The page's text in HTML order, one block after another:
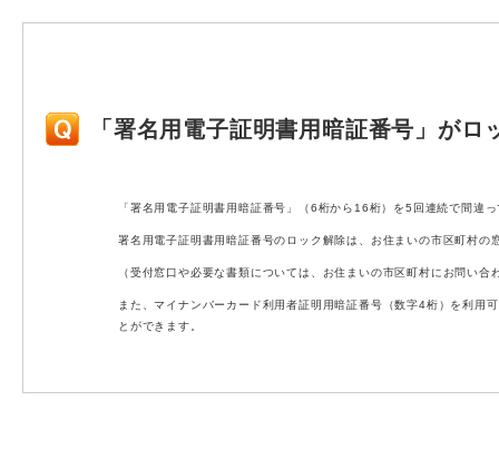
「署名用電子証明書用暗証番号」が
「署名用電子証明書用暗証番号」（6桁から16桁）を5回連続で間違
署名用電子証明書用暗証番号のロック解除は、お住まいの市区町村の
（受付窓口や必要な書類については、お住まいの市区町村にお問い合
また、マイナンバーカード利用者証明用暗証番号（数字4桁）を利用
とができます。